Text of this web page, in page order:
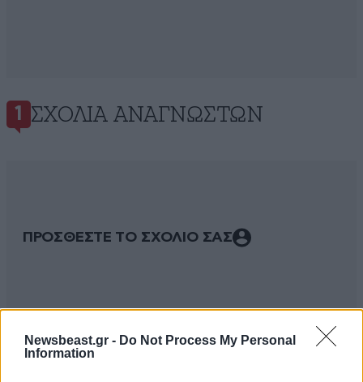
Newsbeast.gr - Do Not Process My Personal
Information
1 ΣΧΌΛΙΑ ΑΝΑΓΝΩΣΤΏΝ
ΠΡΟΣΘΕΣΤΕ ΤΟ ΣΧΟΛΙΟ ΣΑΣ